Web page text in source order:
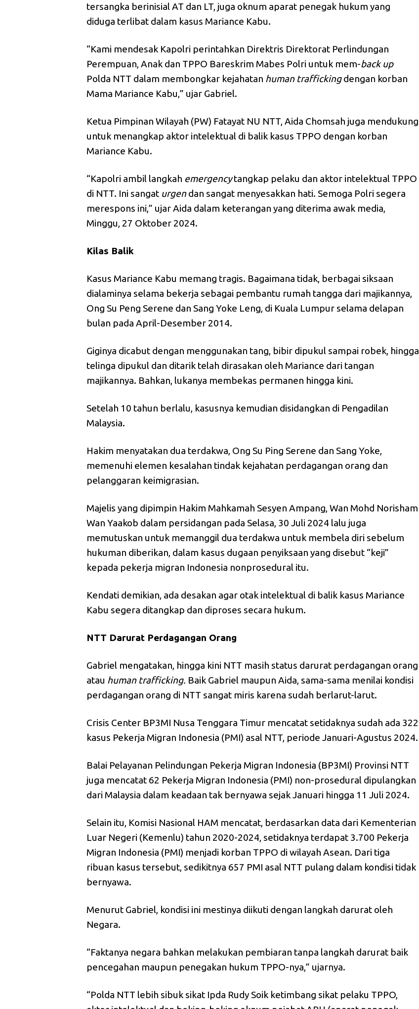
tersangka berinisial AT dan LT, juga oknum aparat penegak hukum yang
diduga terlibat dalam kasus Mariance Kabu.
“Kami mendesak Kapolri perintahkan Direktris Direktorat Perlindungan
Perempuan, Anak dan TPPO Bareskrim Mabes Polri untuk mem-back up
Polda NTT dalam membongkar kejahatan human traffickingdengan korban
Mama Mariance Kabu,” ujar Gabriel.
Ketua Pimpinan Wilayah (PW) Fatayat NU NTT, Aida Chomsah juga mendukung
untuk menangkap aktor intelektual di balik kasus TPPO dengan korban
Mariance Kabu.
“Kapolri ambil langkah emergencytangkap pelaku dan aktor intelektual TPPO
di NTT. Ini sangat urgendan sangat menyesakkan hati. Semoga Polri segera
merespons ini,” ujar Aida dalam keterangan yang diterima awak media,
Minggu, 27 Oktober 2024.
Kilas Balik
Kasus Mariance Kabu memang tragis. Bagaimana tidak, berbagai siksaan
dialaminya selama bekerja sebagai pembantu rumah tangga dari majikannya,
Ong Su Peng Serene dan Sang Yoke Leng, di Kuala Lumpur selama delapan
bulan pada April-Desember 2014.
Giginya dicabut dengan menggunakan tang, bibir dipukul sampai robek, hingga
telinga dipukul dan ditarik telah dirasakan oleh Mariance dari tangan
majikannya. Bahkan, lukanya membekas permanen hingga kini.
Setelah 10 tahun berlalu, kasusnya kemudian disidangkan di Pengadilan
Malaysia.
Hakim menyatakan dua terdakwa, Ong Su Ping Serene dan Sang Yoke,
memenuhi elemen kesalahan tindak kejahatan perdagangan orang dan
pelanggaran keimigrasian.
Majelis yang dipimpin Hakim Mahkamah Sesyen Ampang, Wan Mohd Norisham
Wan Yaakob dalam persidangan pada Selasa, 30 Juli 2024 lalu juga
memutuskan untuk memanggil dua terdakwa untuk membela diri sebelum
hukuman diberikan, dalam kasus dugaan penyiksaan yang disebut “keji”
kepada pekerja migran Indonesia nonprosedural itu.
Kendati demikian, ada desakan agar otak intelektual di balik kasus Mariance
Kabu segera ditangkap dan diproses secara hukum.
NTT Darurat Perdagangan Orang
Gabriel mengatakan, hingga kini NTT masih status darurat perdagangan orang
atau human trafficking. Baik Gabriel maupun Aida, sama-sama menilai kondisi
perdagangan orang di NTT sangat miris karena sudah berlarut-larut.
Crisis Center BP3MI Nusa Tenggara Timur mencatat setidaknya sudah ada 322
kasus Pekerja Migran Indonesia (PMI) asal NTT, periode Januari-Agustus 2024.
Balai Pelayanan Pelindungan Pekerja Migran Indonesia (BP3MI) Provinsi NTT
juga mencatat 62 Pekerja Migran Indonesia (PMI) non-prosedural dipulangkan
dari Malaysia dalam keadaan tak bernyawa sejak Januari hingga 11 Juli 2024.
Selain itu, Komisi Nasional HAM mencatat, berdasarkan data dari Kementerian
Luar Negeri (Kemenlu) tahun 2020-2024, setidaknya terdapat 3.700 Pekerja
Migran Indonesia (PMI) menjadi korban TPPO di wilayah Asean. Dari tiga
ribuan kasus tersebut, sedikitnya 657 PMI asal NTT pulang dalam kondisi tidak
bernyawa.
Menurut Gabriel, kondisi ini mestinya diikuti dengan langkah darurat oleh
Negara.
“Faktanya negara bahkan melakukan pembiaran tanpa langkah darurat baik
pencegahan maupun penegakan hukum TPPO-nya,” ujarnya.
“Polda NTT lebih sibuk sikat Ipda Rudy Soik ketimbang sikat pelaku TPPO,